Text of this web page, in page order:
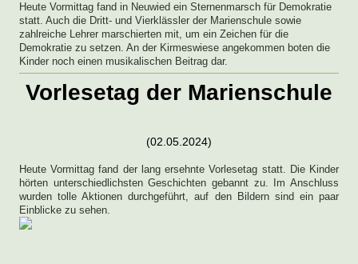
Heute Vormittag fand in Neuwied ein Sternenmarsch für Demokratie
statt. Auch die Dritt- und Vierklässler der Marienschule sowie
zahlreiche Lehrer marschierten mit, um ein Zeichen für die
Demokratie zu setzen. An der Kirmeswiese angekommen boten die
Kinder noch einen musikalischen Beitrag dar.
Vorlesetag der Marienschule
(02.05.2024)
Heute Vormittag fand der lang ersehnte Vorlesetag statt. Die Kinder
hörten unterschiedlichsten Geschichten gebannt zu. Im Anschluss
wurden tolle Aktionen durchgeführt, auf den Bildern sind ein paar
Einblicke zu sehen.